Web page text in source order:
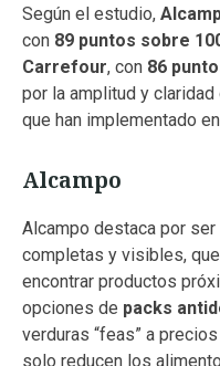
Según el estudio,
con 89 puntos sobre
Carrefour, con 86
por la amplitud y
que han implementado
Alcampo
Alcampo destaca por
completas y visibles,
encontrar productos
opciones de packs
verduras “feas” a
solo reducen los